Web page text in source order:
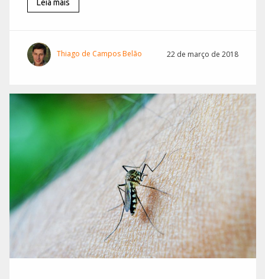
Leia mais
Thiago de Campos Belão 22 de março de 2018